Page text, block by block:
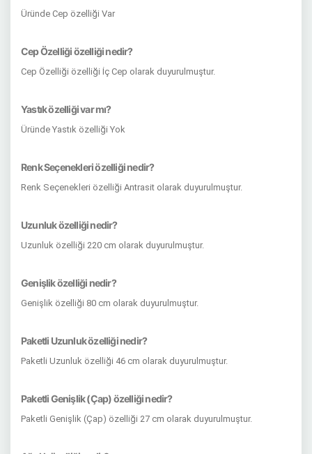
Üründe Cep özelliği Var
Cep Özelliği özelliği nedir?
Cep Özelliği özelliği İç Cep olarak duyurulmuştur.
Yastık özelliği var mı?
Üründe Yastık özelliği Yok
Renk Seçenekleri özelliği nedir?
Renk Seçenekleri özelliği Antrasit olarak duyurulmuştur.
Uzunluk özelliği nedir?
Uzunluk özelliği 220 cm olarak duyurulmuştur.
Genişlik özelliği nedir?
Genişlik özelliği 80 cm olarak duyurulmuştur.
Paketli Uzunluk özelliği nedir?
Paketli Uzunluk özelliği 46 cm olarak duyurulmuştur.
Paketli Genişlik (Çap) özelliği nedir?
Paketli Genişlik (Çap) özelliği 27 cm olarak duyurulmuştur.